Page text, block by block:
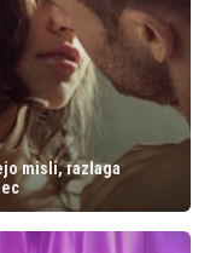
misli, razlaga